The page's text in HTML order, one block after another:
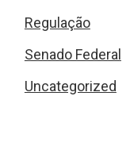
Regulação
Senado Federal
Uncategorized